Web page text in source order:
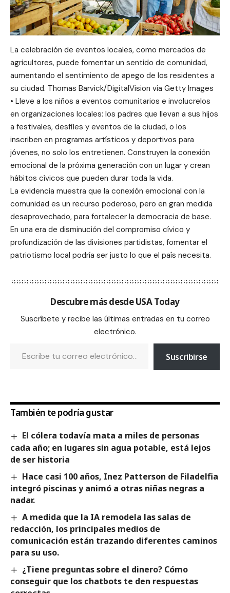
La celebración de eventos locales, como mercados de
agricultores, puede fomentar un sentido de comunidad,
aumentando el sentimiento de apego de los residentes a
su ciudad. Thomas Barvick/DigitalVision vía Getty Images
• Lleve a los niños a eventos comunitarios e involucrelos
en organizaciones locales: los padres que llevan a sus hijos
a festivales, desfiles y eventos de la ciudad, o los
inscriben en programas artísticos y deportivos para
jóvenes, no solo los entretienen. Construyen la conexión
emocional de la próxima generación con un lugar y crean
hábitos cívicos que pueden durar toda la vida.
La evidencia muestra que la conexión emocional con la
comunidad es un recurso poderoso, pero en gran medida
desaprovechado, para fortalecer la democracia de base.
En una era de disminución del compromiso cívico y
profundización de las divisiones partidistas, fomentar el
patriotismo local podría ser justo lo que el país necesita.
Descubre más desde USA Today
Suscríbete y recibe las últimas entradas en tu correo
electrónico.
Suscribirse
También te podría gustar
El cólera todavía mata a miles de personas
cada año; en lugares sin agua potable, está lejos
de ser historia
Hace casi 100 años, Inez Patterson de Filadelfia
integró piscinas y animó a otras niñas negras a
nadar.
A medida que la IA remodela las salas de
redacción, los principales medios de
comunicación están trazando diferentes caminos
para su uso.
¿Tiene preguntas sobre el dinero? Cómo
conseguir que los chatbots te den respuestas